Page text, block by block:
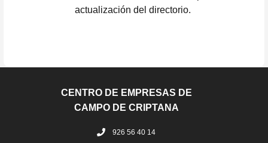
actualización del directorio.
CENTRO DE EMPRESAS DE
CAMPO DE CRIPTANA
926 56 40 14